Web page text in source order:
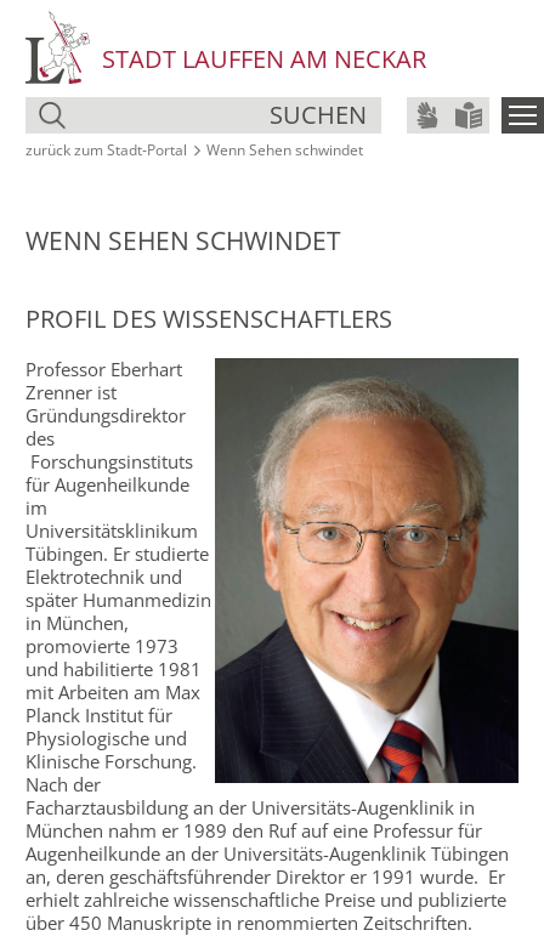
STADT LAUFFEN AM NECKAR
SUCHEN
zurück zum Stadt‑Portal Wenn Sehen schwindet
WENN SEHEN SCHWINDET
PROFIL DES WISSENSCHAFTLERS
Professor Eberhart
Zrenner ist
Gründungsdirektor
des
Forschungsinstituts
für Augenheilkunde
im
Universitätsklinikum
Tübingen. Er studierte
Elektrotechnik und
später Humanmedizin
in München,
promovierte 1973
und habilitierte 1981
mit Arbeiten am Max
Planck Institut für
Physiologische und
Klinische Forschung.
Nach der
Facharztausbildung an der Universitäts-Augenklinik in
München nahm er 1989 den Ruf auf eine Professur für
Augenheilkunde an der Universitäts-Augenklinik Tübingen
an, deren geschäftsführender Direktor er 1991 wurde. Er
erhielt zahlreiche wissenschaftliche Preise und publizierte
über 450 Manuskripte in renommierten Zeitschriften.